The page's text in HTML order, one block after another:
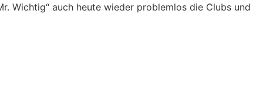
Wichtig“ auch heute wieder problemlos die Clubs und